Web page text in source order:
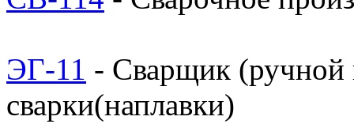
ЭГ-11 - Сварщик (ручной
сварки(наплавки)